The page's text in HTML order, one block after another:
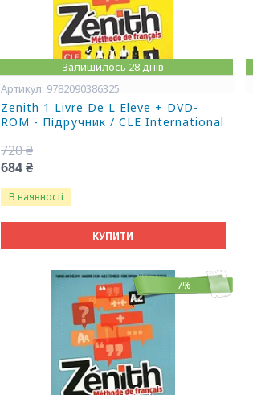
Залишилось 28 днів
9782090386325
Zenith 1 Livre De L Eleve + DVD-
ROM - Підручник / CLE International
720 ₴
684 ₴
В наявності
КУПИТИ
–7%